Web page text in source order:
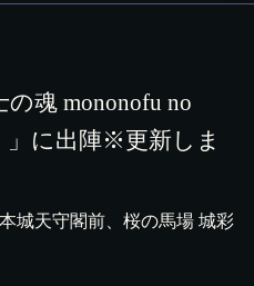
の魂 mononofu no
」に出陣※更新しま
城天守閣前、桜の馬場 城彩